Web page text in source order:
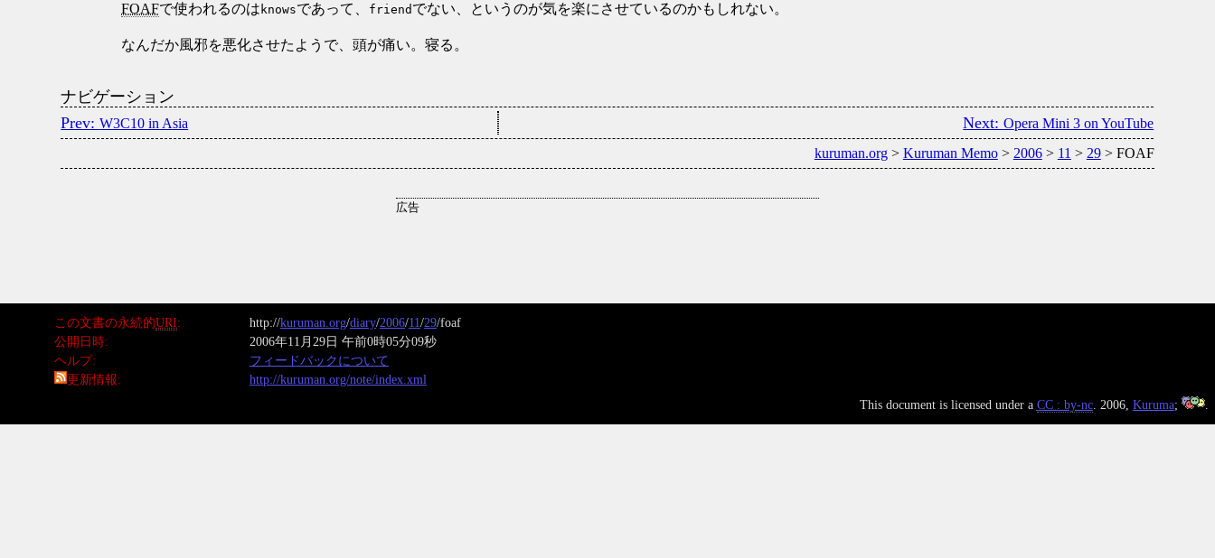
FOAFで使われるのは knowsであって、 friend でない、というのが気を楽にさせているのかもしれない。
なんだか風邪を悪化させたようで、頭が痛い。寝る。
ナビゲーション
W3C10 in Asia
Opera Mini 3 on YouTube
kuruman.org> Kuruman Memo> 2006> 11 > 29> FOAF
この文書の永続的URI http://kuruman.org/diary/2006/11/29/foaf
公開日時
2006年11月29日 午前0時05分09秒
ヘルプ
フィードバックについて
更新情報
http://kuruman.org/note/index.xml
This document is licensed under a CC : by-nc. 2006, Kuruma; .